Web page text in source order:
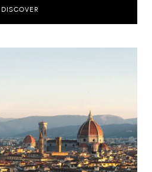
DISCOVER